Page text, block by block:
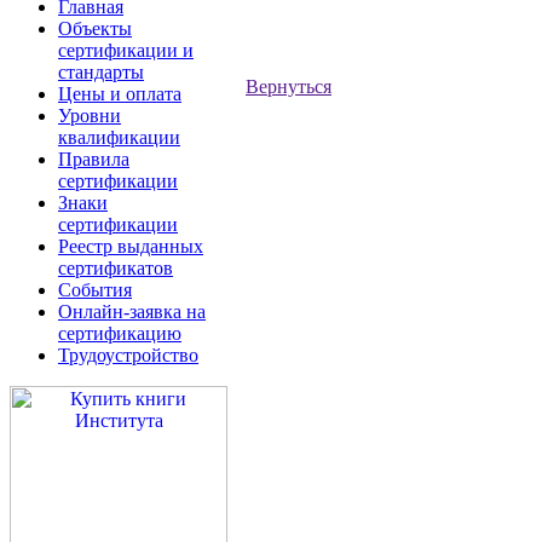
Главная
Объекты
сертификации и
стандарты
Цены и оплата
Уровни
квалификации
Правила
сертификации
Знаки
сертификации
Реестр выданных
сертификатов
События
Онлайн-заявка на
сертификацию
Трудоустройство
Вернуться